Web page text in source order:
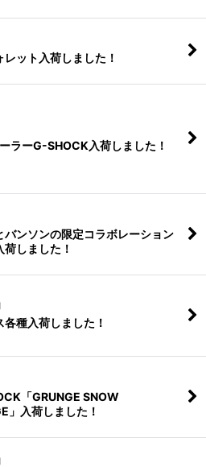
ット入荷しました！
ラーG-SHOCK入荷しました！
バンソンの限定コラボレーション
しました！
種入荷しました！
「GRUNGE SNOW
」入荷しました！